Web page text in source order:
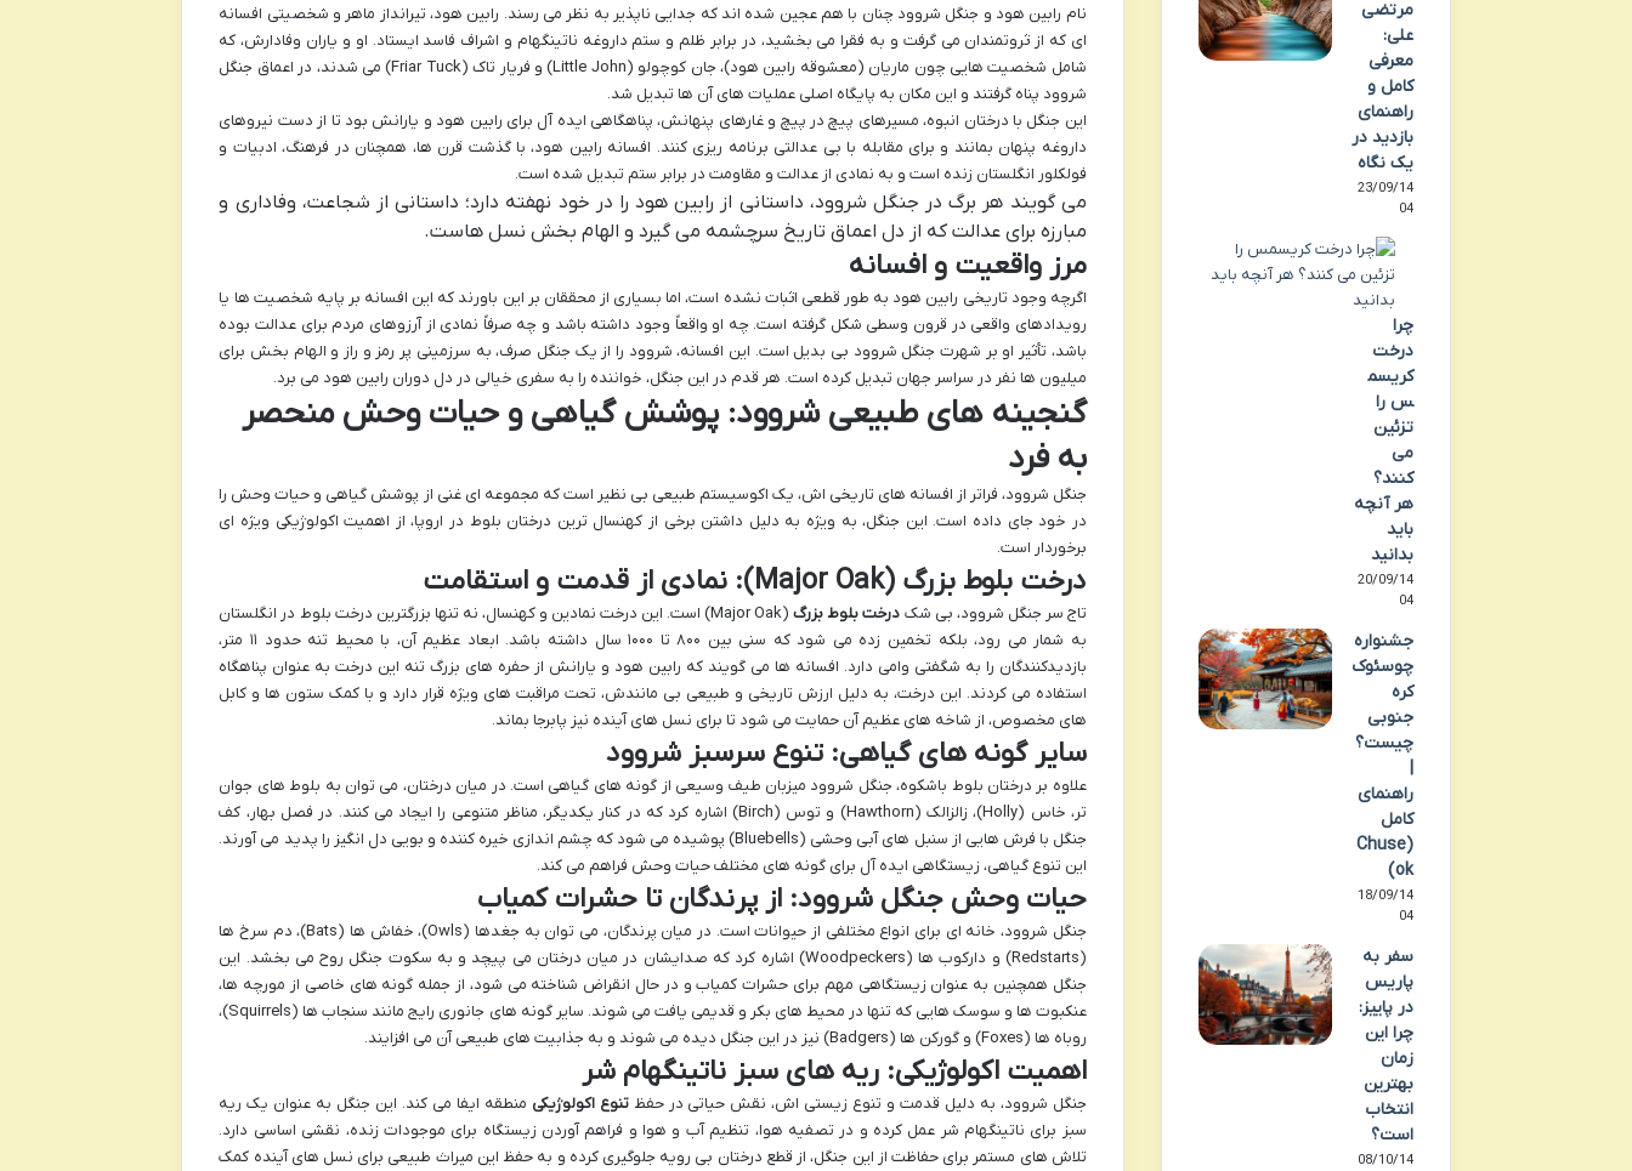
نام رابین هود و جنگل شروود چنان با هم عجین شده اند که جدایی ناپذیر به نظر می رسند. رابین هود، تیرانداز ماهر و شخصیتی افسانه
ای که از ثروتمندان می گرفت و به فقرا می بخشید، در برابر ظلم و ستم داروغه ناتینگهام و اشراف فاسد ایستاد. او و یاران وفادارش، که
شامل شخصیت هایی چون ماریان (معشوقه رابین هود)، جان کوچولو (Little John) و فریار تاک (Friar Tuck) می شدند، در اعماق جنگل
شروود پناه گرفتند و این مکان به پایگاه اصلی عملیات های آن ها تبدیل شد.
این جنگل با درختان انبوه، مسیرهای پیچ در پیچ و غارهای پنهانش، پناهگاهی ایده آل برای رابین هود و یارانش بود تا از دست نیروهای
داروغه پنهان بمانند و برای مقابله با بی عدالتی برنامه ریزی کنند. افسانه رابین هود، با گذشت قرن ها، همچنان در فرهنگ، ادبیات و
فولکلور انگلستان زنده است و به نمادی از عدالت و مقاومت در برابر ستم تبدیل شده است.
می گویند هر برگ در جنگل شروود، داستانی از رابین هود را در خود نهفته دارد؛ داستانی از شجاعت، وفاداری و
مبارزه برای عدالت که از دل اعماق تاریخ سرچشمه می گیرد و الهام بخش نسل هاست.
مرز واقعیت و افسانه
اگرچه وجود تاریخی رابین هود به طور قطعی اثبات نشده است، اما بسیاری از محققان بر این باورند که این افسانه بر پایه شخصیت ها یا
رویدادهای واقعی در قرون وسطی شکل گرفته است. چه او واقعاً وجود داشته باشد و چه صرفاً نمادی از آرزوهای مردم برای عدالت بوده
باشد، تأثیر او بر شهرت جنگل شروود بی بدیل است. این افسانه، شروود را از یک جنگل صرف، به سرزمینی پر رمز و راز و الهام بخش برای
میلیون ها نفر در سراسر جهان تبدیل کرده است. هر قدم در این جنگل، خواننده را به سفری خیالی در دل دوران رابین هود می برد.
گنجینه های طبیعی شروود: پوشش گیاهی و حیات وحش منحصر
به فرد
جنگل شروود، فراتر از افسانه های تاریخی اش، یک اکوسیستم طبیعی بی نظیر است که مجموعه ای غنی از پوشش گیاهی و حیات وحش را
در خود جای داده است. این جنگل، به ویژه به دلیل داشتن برخی از کهنسال ترین درختان بلوط در اروپا، از اهمیت اکولوژیکی ویژه ای
برخوردار است.
درخت بلوط بزرگ (Major Oak): نمادی از قدمت و استقامت
تاج سر جنگل شروود، بی شک درخت بلوط بزرگ
(Major Oak) است. این درخت نمادین و کهنسال، نه تنها بزرگترین درخت بلوط در انگلستان
به شمار می رود، بلکه تخمین زده می شود که سنی بین ۸۰۰ تا ۱۰۰۰ سال داشته باشد. ابعاد عظیم آن، با محیط تنه حدود ۱۱ متر،
بازدیدکنندگان را به شگفتی وامی دارد. افسانه ها می گویند که رابین هود و یارانش از حفره های بزرگ تنه این درخت به عنوان پناهگاه
استفاده می کردند. این درخت، به دلیل ارزش تاریخی و طبیعی بی مانندش، تحت مراقبت های ویژه قرار دارد و با کمک ستون ها و کابل
های مخصوص، از شاخه های عظیم آن حمایت می شود تا برای نسل های آینده نیز پابرجا بماند.
سایر گونه های گیاهی: تنوع سرسبز شروود
علاوه بر درختان بلوط باشکوه، جنگل شروود میزبان طیف وسیعی از گونه های گیاهی است. در میان درختان، می توان به بلوط های جوان
تر، خاس (Holly)، زالزالک (Hawthorn) و توس (Birch) اشاره کرد که در کنار یکدیگر، مناظر متنوعی را ایجاد می کنند. در فصل بهار، کف
جنگل با فرش هایی از سنبل های آبی وحشی (Bluebells) پوشیده می شود که چشم اندازی خیره کننده و بویی دل انگیز را پدید می آورند.
این تنوع گیاهی، زیستگاهی ایده آل برای گونه های مختلف حیات وحش فراهم می کند.
حیات وحش جنگل شروود: از پرندگان تا حشرات کمیاب
جنگل شروود، خانه ای برای انواع مختلفی از حیوانات است. در میان پرندگان، می توان به جغدها (Owls)، خفاش ها (Bats)، دم سرخ ها
(Redstarts) و دارکوب ها (Woodpeckers) اشاره کرد که صدایشان در میان درختان می پیچد و به سکوت جنگل روح می بخشد. این
جنگل همچنین به عنوان زیستگاهی مهم برای حشرات کمیاب و در حال انقراض شناخته می شود، از جمله گونه های خاصی از مورچه ها،
عنکبوت ها و سوسک هایی که تنها در محیط های بکر و قدیمی یافت می شوند. سایر گونه های جانوری رایج مانند سنجاب ها (Squirrels)،
روباه ها (Foxes) و گورکن ها (Badgers) نیز در این جنگل دیده می شوند و به جذابیت های طبیعی آن می افزایند.
اهمیت اکولوژیکی: ریه های سبز ناتینگهام شر
جنگل شروود، به دلیل قدمت و تنوع زیستی اش، نقش حیاتی در حفظتنوع اکولوژیکی منطقه ایفا می کند. این جنگل به عنوان یک ریه
سبز برای ناتینگهام شر عمل کرده و در تصفیه هوا، تنظیم آب و هوا و فراهم آوردن زیستگاه برای موجودات زنده، نقشی اساسی دارد.
تلاش های مستمر برای حفاظت از این جنگل، از قطع درختان بی رویه جلوگیری کرده و به حفظ این میراث طبیعی برای نسل های آینده کمک
مرتضی
علی:
معرفی
کامل و
راهنمای
بازدید در
یک نگاه
23/09/14
04
چرا
درخت
کریسم
س را
تزئین
می
کنند؟
هر آنچه
باید
بدانید
20/09/14
04
جشنواره
چوسئوک
کره
جنوبی
چیست؟
|
راهنمای
کامل
(Chuse
ok)
18/09/14
04
سفر به
پاریس
در پاییز:
چرا این
زمان
بهترین
انتخاب
است؟
08/10/14